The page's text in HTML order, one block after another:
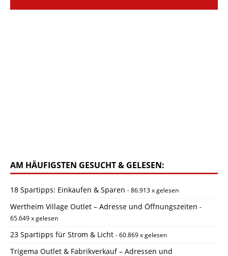
AM HÄUFIGSTEN GESUCHT & GELESEN:
18 Spartipps: Einkaufen & Sparen - 86.913 x gelesen
Wertheim Village Outlet – Adresse und Öffnungszeiten -
65.649 x gelesen
23 Spartipps für Strom & Licht - 60.869 x gelesen
Trigema Outlet & Fabrikverkauf – Adressen und